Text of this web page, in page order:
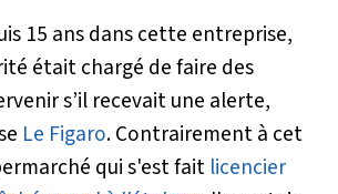
15 ans dans cette entreprise,
était chargé de faire des
s’il recevait une alerte,
Le Figaro. Contrairement à cet
qui s'est fait licencier